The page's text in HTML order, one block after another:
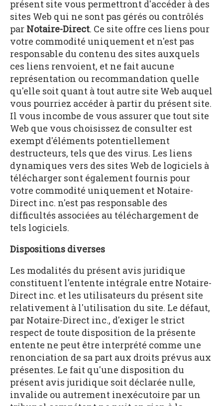
présent site vous permettront d'accéder à des
sites Web qui ne sont pas gérés ou contrôlés
par Notaire-Direct. Ce site offre ces liens pour
votre commodité uniquement et n'est pas
responsable du contenu des sites auxquels
ces liens renvoient, et ne fait aucune
représentation ou recommandation quelle
qu'elle soit quant à tout autre site Web auquel
vous pourriez accéder à partir du présent site.
Il vous incombe de vous assurer que tout site
Web que vous choisissez de consulter est
exempt d'éléments potentiellement
destructeurs, tels que des virus. Les liens
dynamiques vers des sites Web de logiciels à
télécharger sont également fournis pour
votre commodité uniquement et Notaire-
Direct inc. n'est pas responsable des
difficultés associées au téléchargement de
tels logiciels.
Dispositions diverses
Les modalités du présent avis juridique
constituent l'entente intégrale entre Notaire-
Direct inc. et les utilisateurs du présent site
relativement à l'utilisation du site. Le défaut,
par Notaire-Direct inc., d'exiger le strict
respect de toute disposition de la présente
entente ne peut être interprété comme une
renonciation de sa part aux droits prévus aux
présentes. Le fait qu'une disposition du
présent avis juridique soit déclarée nulle,
invalide ou autrement inexécutoire par un